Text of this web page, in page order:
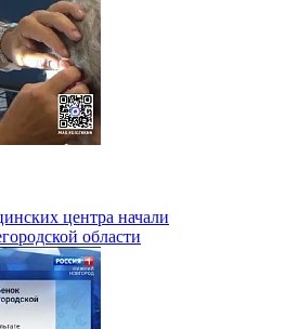
центра начали
области